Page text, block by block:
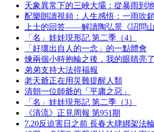
天象異常下的三峽大壩：從暴雨到
配樂朗讀視頻：人生感悟：一雨吹
上士的回答——解讀陶弘景《詔問
「名」娃娃現形記 第二季（4）
「好壞出自人的一念」的一點體會
煉兩個小時抱輪之後，我的眼睛亮了
弟弟支持大法得福報
老天爺正在用災難提醒人類
清朝一位師爺的「平庸之惡」
「名」娃娃現形記 第二季（3）
《清流》正見周報 第951期
7.20反迫害日之前 長春大肆綁架法